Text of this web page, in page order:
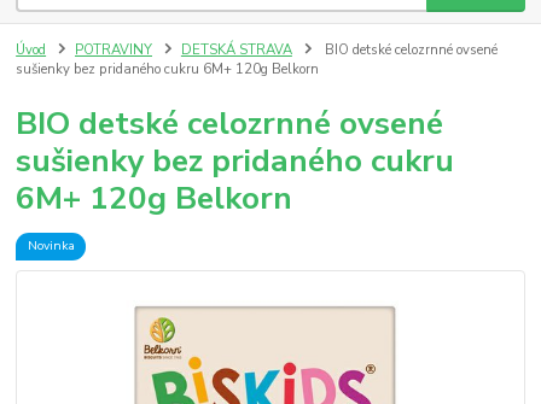
Úvod POTRAVINY DETSKÁ STRAVA
BIO detské celozrnné ovsené
sušienky bez pridaného cukru 6M+ 120g Belkorn
BIO detské celozrnné ovsené
sušienky bez pridaného cukru
6M+ 120g Belkorn
Novinka